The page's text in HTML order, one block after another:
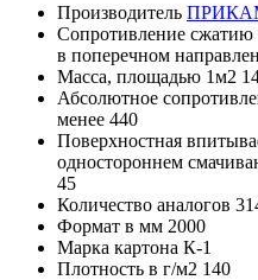
Производитель
Сопротивление сжатию
в поперечном
Масса, площадью 1м2
Абсолютное
менее 440
Поверхностная
одностороннем
45
Количество аналогов
Формат в мм 2000
Марка картона К-1
Плотность в г/м2 140